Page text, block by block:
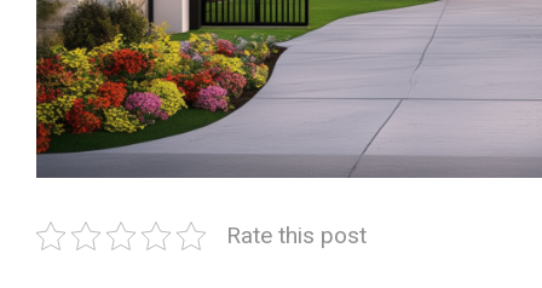
Rate this post